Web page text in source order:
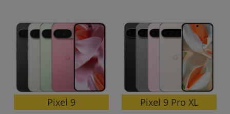
Pixel 9 Pixel 9 Pro XL
~
円 ～
発売日